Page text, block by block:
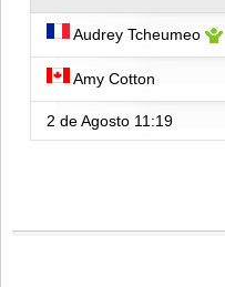
Audrey Tcheumeo
Amy Cotton
2 de Agosto 11:19